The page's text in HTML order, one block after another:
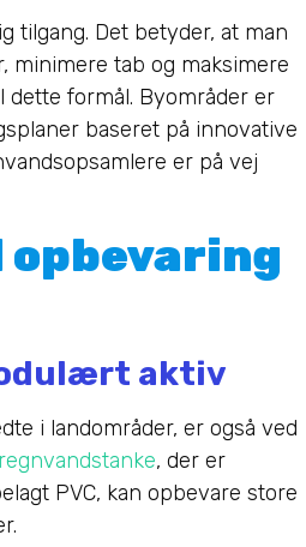
tilgang. Det betyder, at man
minimere tab og maksimere
formål. Byområder er
baseret på innovative
er på vej
aktiv
i landområder, er også ved
, der er
PVC, kan opbevare store